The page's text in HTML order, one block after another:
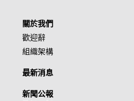
關於我們
歡迎辭
組織架構
最新消息
新聞公報